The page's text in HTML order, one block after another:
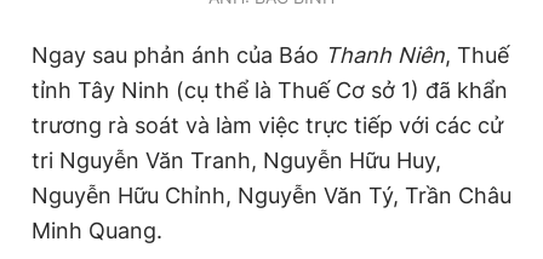
Ngay sau phản ánh của Báo Thanh Niên, Thuế
tỉnh Tây Ninh (cụ thể là Thuế Cơ sở 1) đã khẩn
trương rà soát và làm việc trực tiếp với các cử
tri Nguyễn Văn Tranh, Nguyễn Hữu Huy,
Nguyễn Hữu Chỉnh, Nguyễn Văn Tý, Trần Châu
Minh Quang.